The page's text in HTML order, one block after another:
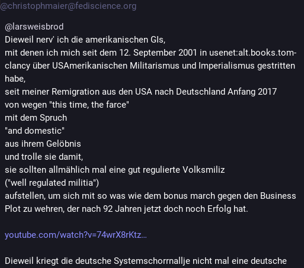
@christophmaier@fediscience.org
@ larsweisbrod
Dieweil nerv' ich die amerikanischen GIs,
mit denen ich mich seit dem 12. September 2001 in usenet:alt.books.tom-
clancy über USAmerikanischen Militarismus und Imperialismus gestritten
habe,
seit meiner Remigration aus den USA nach Deutschland Anfang 2017
von wegen "this time, the farce"
mit dem Spruch
"and domestic"
aus ihrem Gelöbnis
und trolle sie damit,
sie sollten allmählich mal eine gut regulierte Volksmiliz
("well regulated militia")
aufstellen, um sich mit so was wie dem bonus march gegen den Business
Plot zu wehren, der nach 92 Jahren jetzt doch noch Erfolg hat.
youtube.com/watch?v=74wrX8rKtz
Dieweil kriegt die deutsche Systemschorrnallje nicht mal eine deutsche